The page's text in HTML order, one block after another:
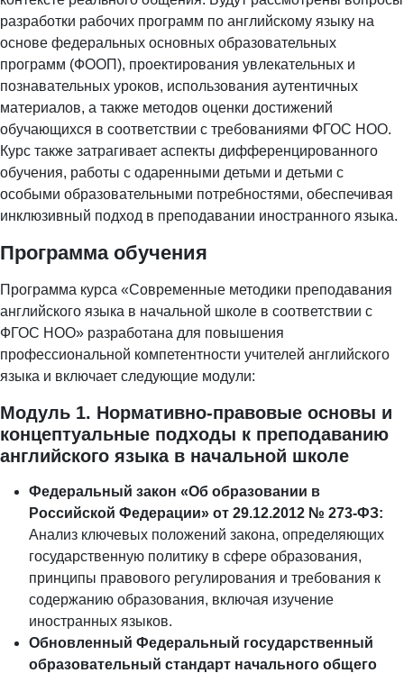
разработки рабочих программ по английскому языку на
основе федеральных основных образовательных
программ (ФООП), проектирования увлекательных и
познавательных уроков, использования аутентичных
материалов, а также методов оценки достижений
обучающихся в соответствии с требованиями ФГОС НОО.
Курс также затрагивает аспекты дифференцированного
обучения, работы с одаренными детьми и детьми с
особыми образовательными потребностями, обеспечивая
инклюзивный подход в преподавании иностранного языка.
Программа обучения
Программа курса «Современные методики преподавания
английского языка в начальной школе в соответствии с
ФГОС НОО» разработана для повышения
профессиональной компетентности учителей английского
языка и включает следующие модули:
Модуль 1. Нормативно-правовые основы и
концептуальные подходы к преподаванию
английского языка в начальной школе
Федеральный закон «Об образовании в
Российской Федерации» от 29.12.2012 № 273-ФЗ:
Анализ ключевых положений закона, определяющих
государственную политику в сфере образования,
принципы правового регулирования и требования к
содержанию образования, включая изучение
иностранных языков.
Обновленный Федеральный государственный
образовательный стандарт начального общего